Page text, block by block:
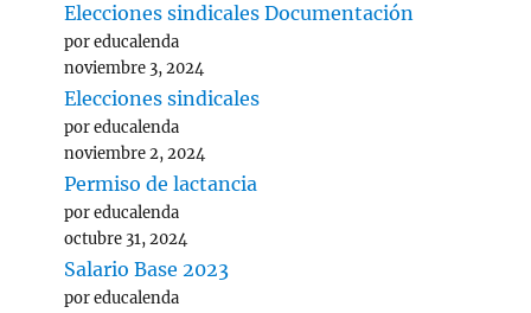
Elecciones sindicales Documentación
por educalenda
noviembre 3, 2024
Elecciones sindicales
por educalenda
noviembre 2, 2024
Permiso de lactancia
por educalenda
octubre 31, 2024
Salario Base 2023
por educalenda